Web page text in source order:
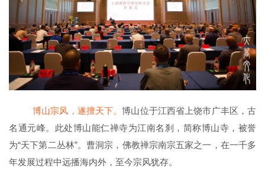
博山宗风，遂擅天下。博山位于江西省上饶市广丰区，古
名通元峰。此处博山能仁禅寺为江南名刹，简称博山寺，被誉
为“天下第二丛林”。曹洞宗，佛教禅宗南宗五家之一，在一千多
年发展过程中远播海内外，至今宗风犹存。